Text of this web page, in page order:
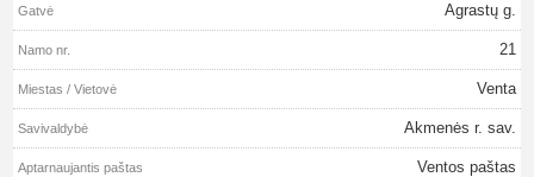
Agrastų g.
21
Venta
Akmenės r. sav.
Ventos paštas